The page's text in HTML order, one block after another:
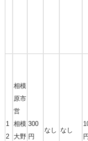
1
2
相模
原市
営
相模
大野
300
円
なし なし
円